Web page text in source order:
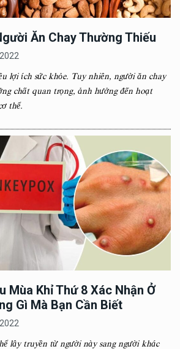
Ăn Chay Thường Thiếu
lợi ích sức khỏe. Tuy nhiên, người ăn chay
chất quan trọng, ảnh hưởng đến hoạt
thể.
Mùa Khỉ Thứ 8 Xác Nhận Ở
Gì Mà Bạn Cần Biết
lây truyền từ người này sang người khác